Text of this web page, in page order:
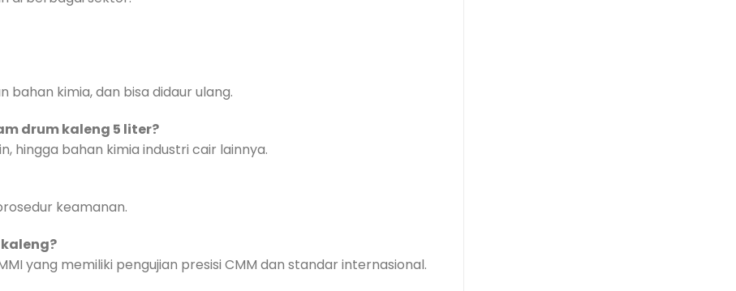
bahan kimia, dan bisa didaur ulang.
drum kaleng 5 liter?
hingga bahan kimia industri cair lainnya.
keamanan.
yang memiliki pengujian presisi CMM dan standar internasional.